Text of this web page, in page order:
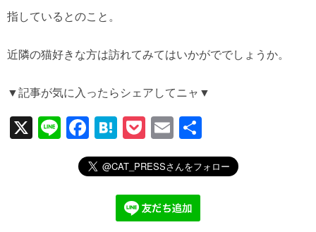
指しているとのこと。
近隣の猫好きな方は訪れてみてはいかがででしょうか。
▼記事が気に入ったらシェアしてニャ▼
X
Li
F
a
c
H
at
e
n
a
P
o
ck
et
E
m
ail
有